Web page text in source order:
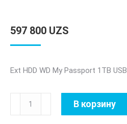
597 800 UZS
Ext HDD WD My Passport 1TB USB
Количество
товара
В корзину